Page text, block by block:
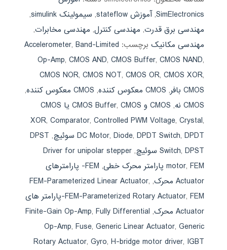
SimElectronics
,آموزش stateflow , سیمولینک simulink
,
مهندسی برق قدرت, مهندسی کنترل, مهندسی مخابرات,
مهندسی مکانیک برچسب: Accelerometer,Band-Limited
Op-Amp,CMOS AND,CMOS Buffer,CMOS NAND,
CMOS NOR,CMOS NOT,CMOS OR,CMOS XOR,
CMOS بافر
, CMOS معكوس كننده , CMOS معکوس کننده
,
CMOS نه
, CMOS و CMOS Buffer ,
CMOS یا CMOS
XOR,Comparator,Controlled PWM Voltage,Crystal,
DC Motor,Diode,DPDT Switch,DPDT سوئیچ ,
DPST
Switch,DPST سوئیچ ,
Driver for unipolar stepper
motor,FEM پارامتر محرک خطی ,
FEM- پارامترهای
Actuator محرک
,
FEM-Parameterized Linear Actuator,
FEM-Parameterized Rotary Actuator,
FEM-پارامتر های
Actuator محرک
,
Finite-Gain Op-Amp,Fully Differential
Op-Amp,Fuse,Generic Linear Actuator,Generic
Rotary Actuator,Gyro,H-bridge motor driver, IGBT